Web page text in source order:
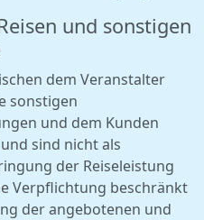
und sonstigen
dem Veranstalter
sonstigen
und dem Kunden
sind nicht als
der Reiseleistung
Verpflichtung beschränkt
der angebotenen und